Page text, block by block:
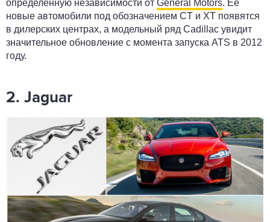
определенную независимости от General Motors. Ее
новые автомобили под обозначением CT и XT появятся
в дилерских центрах, а модельный ряд Cadillac увидит
значительное обновление с момента запуска ATS в 2012
году.
2. Jaguar